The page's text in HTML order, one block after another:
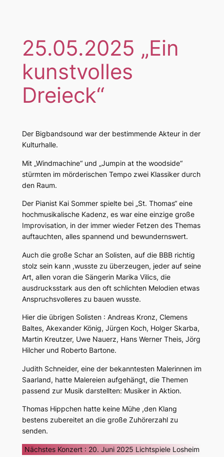
25.05.2025 „Ein
kunstvolles
Dreieck“
Der Bigbandsound war der bestimmende Akteur in der
Kulturhalle.
Mit „Windmachine“ und „Jumpin at the woodside“
stürmten im mörderischen Tempo zwei Klassiker durch
den Raum.
Der Pianist Kai Sommer spielte bei „St. Thomas“ eine
hochmusikalische Kadenz, es war eine einzige große
Improvisation, in der immer wieder Fetzen des Themas
auftauchten, alles spannend und bewundernswert.
Auch die große Schar an Solisten, auf die BBB richtig
stolz sein kann ,wusste zu überzeugen, jeder auf seine
Art, allen voran die Sängerin Marika Vilics, die
ausdrucksstark aus den oft schlichten Melodien etwas
Anspruchsvolleres zu bauen wusste.
Hier die übrigen Solisten : Andreas Kronz, Clemens
Baltes, Akexander König, Jürgen Koch, Holger Skarba,
Martin Kreutzer, Uwe Nauerz, Hans Werner Theis, Jörg
Hilcher und Roberto Bartone.
Judith Schneider, eine der bekanntesten Malerinnen im
Saarland, hatte Malereien aufgehängt, die Themen
passend zur Musik darstellten: Musiker in Aktion.
Thomas Hippchen hatte keine Mühe ,den Klang
bestens zubereitet an die große Zuhörerzahl zu
senden.
Nächstes Konzert : 20. Juni 2025 Lichtspiele Losheim